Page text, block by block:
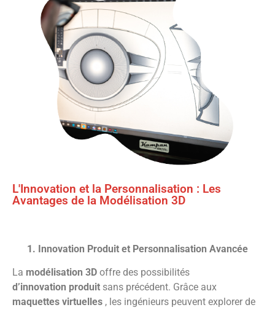
L'Innovation et la Personnalisation : Les
Avantages de la Modélisation 3D
1. Innovation Produit et Personnalisation Avancée
La modélisation 3D offre des possibilités
d’innovation produit sans précédent. Grâce aux
maquettes virtuelles , les ingénieurs peuvent explorer de